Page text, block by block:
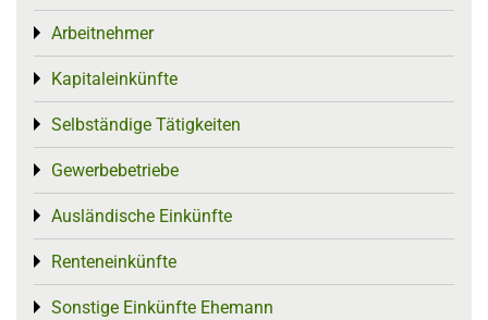
Arbeitnehmer
Toggle menu
Kapitaleinkünfte
Toggle menu
Selbständige Tätigkeiten
Toggle menu
Gewerbebetriebe
Toggle menu
Ausländische Einkünfte
Toggle menu
Renteneinkünfte
Toggle menu
Sonstige Einkünfte Ehemann
Toggle menu